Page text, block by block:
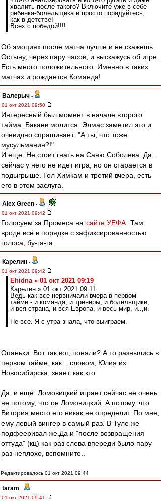
хвалить после такого? Включите уже в себе
ребенка-болельщика и просто порадуйтесь,
как в детстве!
Всех с победой!!!!
Об эмоциях после матча лучше и не скажешь.
Остыну, через пару часов, и выскажусь об игре.
Есть много положительного. Именно в таких
матчах и рождается Команда!
Валерыч -
01 окт 2021 09:50
Интересный был момент в начале второго
тайма. Бакаев молится. Элмас заметил это и
очевидно спрашивает: "А ты, что тоже
мусульманин?!"
И еще. Не стоит гнать на Саню Соболева. Да,
сейчас у него не идет игра, но он старается в
подыгрыше. Гол Химкам и третий вчера, есть
его в этом заслуга.
Alex Green -
01 окт 2021 09:42
Голосуем за Промеса на сайте УЕФА . Там
вроде всё в порядке с зафиксированностью
голоса, бу-га-га.
Карелин -
01 окт 2021 09:42
Ehidna » 01 окт 2021 09:19
Карелин » 01 окт 2021 09:11
Ведь как все нервничали вчера в первом
тайме - и команда, и тренеры, и болельщики,
и вся страна, и вся Европа, и весь мир, и..,и.
Не все. Я с утра знала, что выиграем.
Опаньки..Вот так вот, поняли? А то разнылись в
первом тайме, как.., словом, Юлия из
Новосибирска, знает, как кто.
Да, и ещё..Ломовицкий играет сейчас не очень
не потому, что он Ломовицкий. А потому, что
Витория место его никак не определит. По мне,
ему левый вингер в самый раз. В Туле же
подфееривал же.Да и "после возвращения
оттуда" (кц) как раз слева впереди было пару
раз неплохо, вспомните..
Редактировалось 01 окт 2021 09:44
taram -
01 окт 2021 09:41